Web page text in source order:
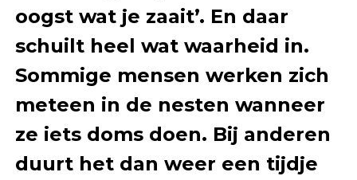
oogst wat je zaait’. En daar
schuilt heel wat waarheid in.
Sommige mensen werken zich
meteen in de nesten wanneer
ze iets doms doen. Bij anderen
duurt het dan weer een tijdje